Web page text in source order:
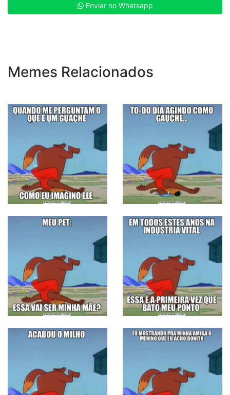
Enviar no Whatsapp
Memes Relacionados